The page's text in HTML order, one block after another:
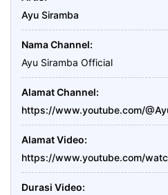
Ayu Siramba
Nama Channel
Ayu Siramba Official
Alamat Channel
https://www.youtube.com/
Alamat Video
https://www.youtube.com/
Durasi Video